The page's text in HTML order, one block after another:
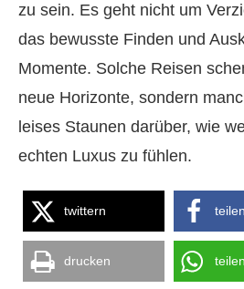
zu sein. Es geht nicht um
das bewusste Finden und
Momente. Solche Reisen
neue Horizonte, sondern
leises Staunen darüber, wie
echten Luxus zu fühlen.
twittern teilen
drucken teilen